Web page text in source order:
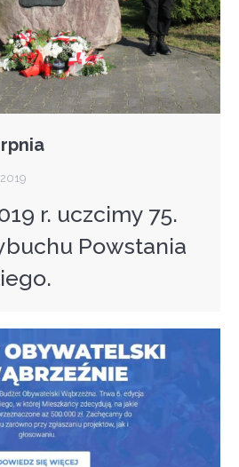
r. uczcimy 75.
Powstania